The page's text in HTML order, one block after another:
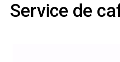
Service de